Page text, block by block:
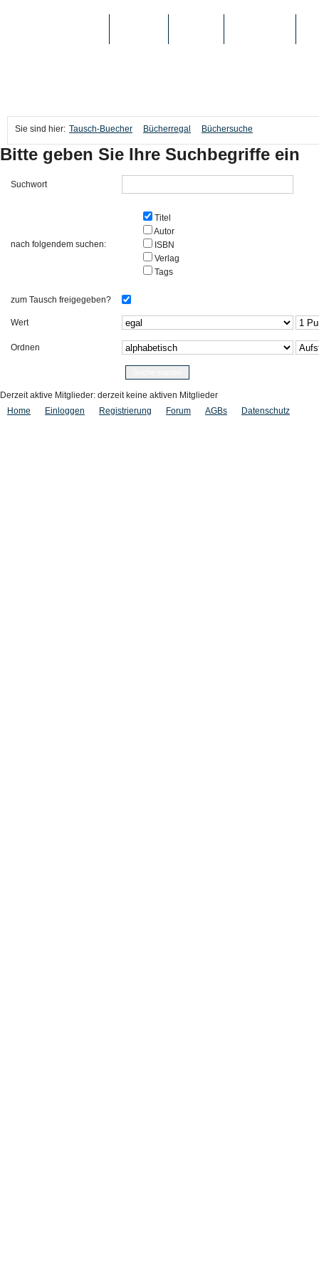
Sie sind hier: Tausch-Buecher Bücherregal Büchersuche
Bitte geben Sie Ihre Suchbegriffe ein
Suchwort
nach folgendem suchen:
Titel
Autor
ISBN
Verlag
Tags
zum Tausch freigegeben?
Wert
Ordnen
Derzeit aktive Mitglieder: derzeit keine aktiven Mitglieder
Home
Einloggen Registrierung Forum AGBs Datenschutz